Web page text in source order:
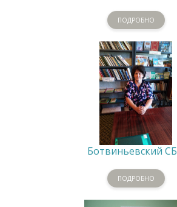
ПОДРОБНО
Ботвиньевский
ПОДРОБНО